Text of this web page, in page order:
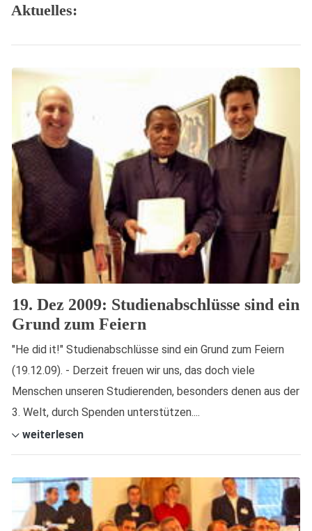
Aktuelles:
19. Dez 2009: Studienabschlüsse sind ein
Grund zum Feiern
"He did it!" Studienabschlüsse sind ein Grund zum Feiern
(19.12.09). - Derzeit freuen wir uns, das doch viele
Menschen unseren Studierenden, besonders denen aus der
3. Welt, durch Spenden unterstützen....
weiterlesen